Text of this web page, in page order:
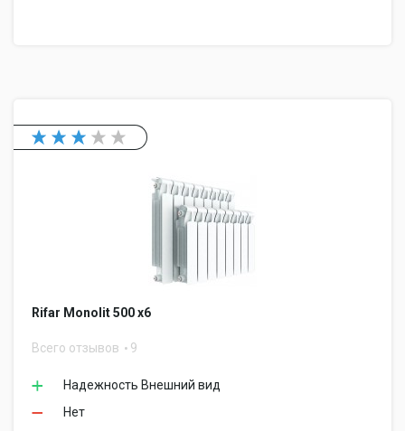
Rifar Monolit 500 x6
Всего отзывов 9
Надежность Внешний вид
Нет